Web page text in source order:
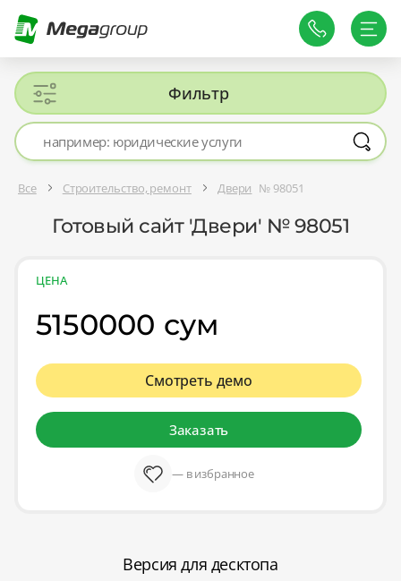
Фильтр
Все Строительство, ремонт Двери № 98051
Готовый сайт 'Двери' № 98051
ЦЕНА
5150000 сум
Смотреть демо
Заказать
— в избранное
Версия для десктопа